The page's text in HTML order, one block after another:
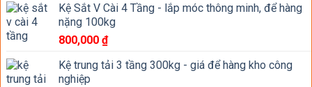
Kệ Sắt V Cài 4 Tầng - lắp móc thông minh, để hàng
nặng 100kg
800,000 ₫
Kệ trung tải 3 tầng 300kg - giá để hàng kho công
nghiệp